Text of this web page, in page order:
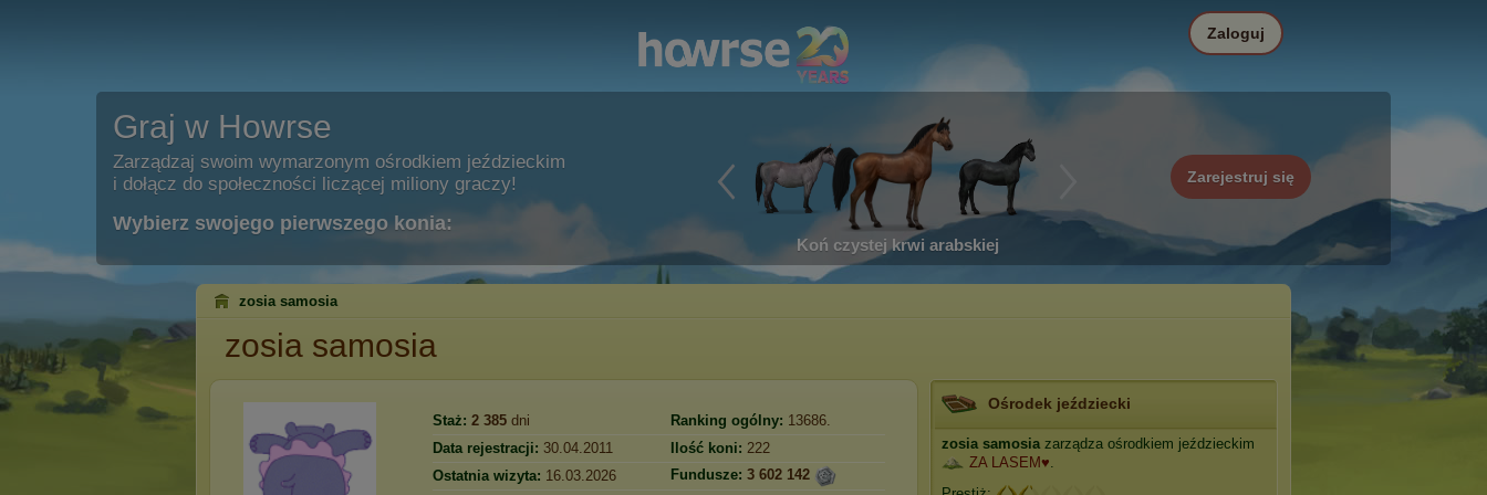
Graj w Howrse
Zarządzaj swoim wymarzonym ośrodkiem jeździeckim
i dołącz do społeczności liczącej miliony graczy!
Wybierz swojego pierwszego konia:
Koń czystej krwi arabskiej
Zarejestruj się
Zaloguj
zosia samosia
zosia samosia
Staż: 2 385 dni Ranking ogólny: 13686.
Data rejestracji: 30.04.2011 Ilość koni: 222
Ostatnia wizyta: 16.03.2026 Fundusze: 3 602 142
Ośrodek jeździecki
zosia samosiazarządza ośrodkiem jeździeckim
ZA LASEM♥.